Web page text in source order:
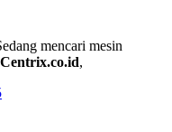
mencari mesin
Centrix.co.id,